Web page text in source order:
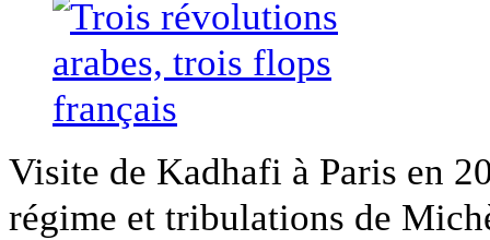
Visite de Kadhafi à Paris en
régime et tribulations de